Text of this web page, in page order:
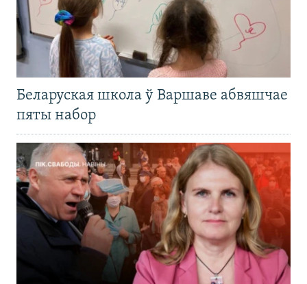
Беларуская школа ў Варшаве абвяшчае
пяты набор